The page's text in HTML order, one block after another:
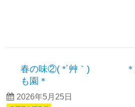
春の味②( *´艸｀) ＊岩
も園＊
2026年5月25日